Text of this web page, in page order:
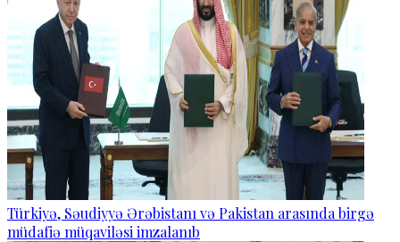
Türkiyə, Səudiyyə Ərəbistanı və Pakistan arasında birgə
müdafiə müqaviləsi imzalanıb